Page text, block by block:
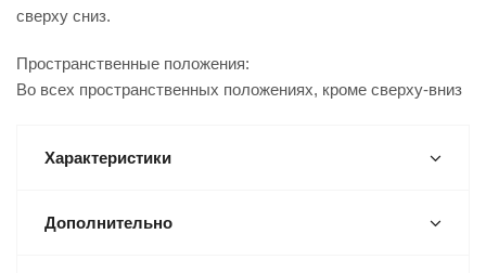
сверху сниз.
Пространственные положения:
Во всех пространственных положениях, кроме сверху-вниз
Характеристики
Дополнительно